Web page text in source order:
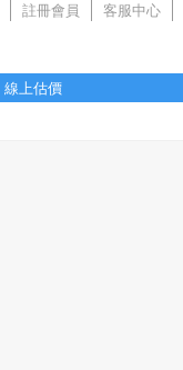
註冊會員 客服中心
線上估價